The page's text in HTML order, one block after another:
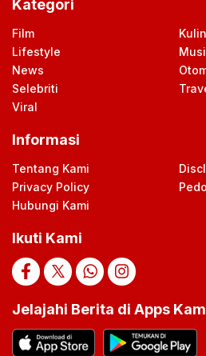
Kategori
Film
Lifestyle
News
Selebriti
Viral
Informasi
Tentang Kami
Privacy Policy
Hubungi Kami
Ikuti Kami
Jelajahi Berita di Apps